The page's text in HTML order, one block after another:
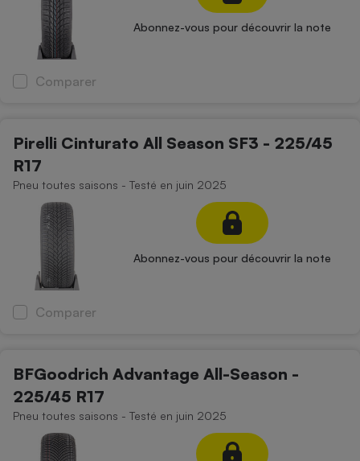
Abonnez-vous pour découvrir la note
Comparer
Pirelli Cinturato All Season SF3 - 225/45
R17
Pneu toutes saisons - Testé en juin 2025
Abonnez-vous pour découvrir la note
Comparer
BFGoodrich Advantage All-Season -
225/45 R17
Pneu toutes saisons - Testé en juin 2025